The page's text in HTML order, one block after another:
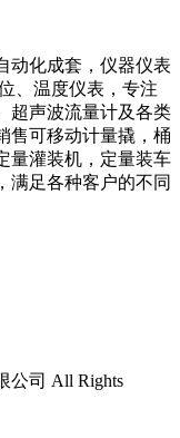
动化成套，仪器仪表
、温度仪表，专注
超声波流量计及各类
售可移动计量撬，桶
量灌装机，定量装车
满足各种客户的不同
公司 All Rights